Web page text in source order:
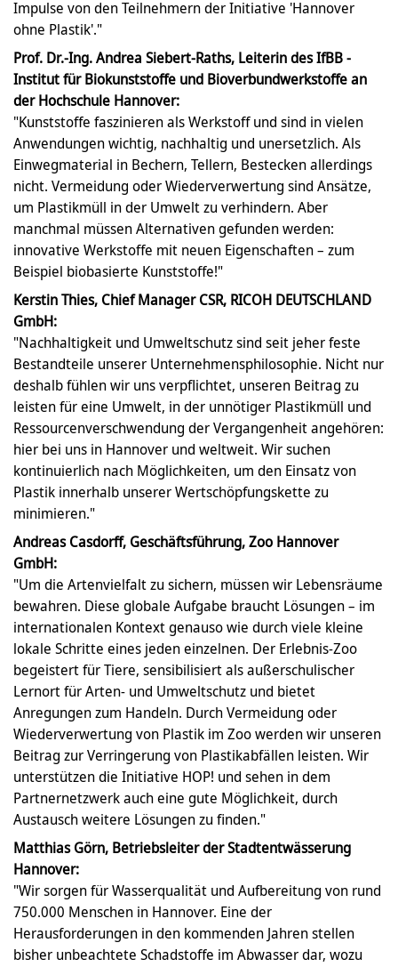
Impulse von den Teilnehmern der Initiative 'Hannover
ohne Plastik'."
Prof. Dr.-Ing. Andrea Siebert-Raths, Leiterin des IfBB -
Institut für Biokunststoffe und Bioverbundwerkstoffe an
der Hochschule Hannover:
"Kunststoffe faszinieren als Werkstoff und sind in vielen
Anwendungen wichtig, nachhaltig und unersetzlich. Als
Einwegmaterial in Bechern, Tellern, Bestecken allerdings
nicht. Vermeidung oder Wiederverwertung sind Ansätze,
um Plastikmüll in der Umwelt zu verhindern. Aber
manchmal müssen Alternativen gefunden werden:
innovative Werkstoffe mit neuen Eigenschaften – zum
Beispiel biobasierte Kunststoffe!"
Kerstin Thies, Chief Manager CSR, RICOH DEUTSCHLAND
GmbH:
"Nachhaltigkeit und Umweltschutz sind seit jeher feste
Bestandteile unserer Unternehmensphilosophie. Nicht nur
deshalb fühlen wir uns verpflichtet, unseren Beitrag zu
leisten für eine Umwelt, in der unnötiger Plastikmüll und
Ressourcenverschwendung der Vergangenheit angehören:
hier bei uns in Hannover und weltweit. Wir suchen
kontinuierlich nach Möglichkeiten, um den Einsatz von
Plastik innerhalb unserer Wertschöpfungskette zu
minimieren."
Andreas Casdorff, Geschäftsführung, Zoo Hannover
GmbH:
"Um die Artenvielfalt zu sichern, müssen wir Lebensräume
bewahren. Diese globale Aufgabe braucht Lösungen – im
internationalen Kontext genauso wie durch viele kleine
lokale Schritte eines jeden einzelnen. Der Erlebnis-Zoo
begeistert für Tiere, sensibilisiert als außerschulischer
Lernort für Arten- und Umweltschutz und bietet
Anregungen zum Handeln. Durch Vermeidung oder
Wiederverwertung von Plastik im Zoo werden wir unseren
Beitrag zur Verringerung von Plastikabfällen leisten. Wir
unterstützen die Initiative HOP! und sehen in dem
Partnernetzwerk auch eine gute Möglichkeit, durch
Austausch weitere Lösungen zu finden."
Matthias Görn, Betriebsleiter der Stadtentwässerung
Hannover:
"Wir sorgen für Wasserqualität und Aufbereitung von rund
750.000 Menschen in Hannover. Eine der
Herausforderungen in den kommenden Jahren stellen
bisher unbeachtete Schadstoffe im Abwasser dar, wozu